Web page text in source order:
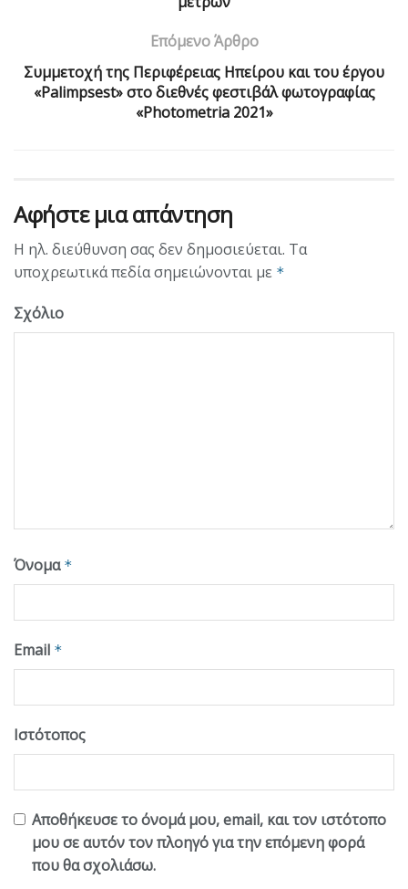
Επόμενο Άρθρο
Συμμετοχή της Περιφέρειας Ηπείρου και του έργου
«Palimpsest» στο διεθνές φεστιβάλ φωτογραφίας
«Photometria 2021»
Αφήστε μια απάντηση
Η ηλ. διεύθυνση σας δεν δημοσιεύεται. Τα
υποχρεωτικά πεδία σημειώνονται με *
Σχόλιο
Όνομα *
Email *
Ιστότοπος
Αποθήκευσε το όνομά μου, email, και τον ιστότοπο
μου σε αυτόν τον πλοηγό για την επόμενη φορά
που θα σχολιάσω.